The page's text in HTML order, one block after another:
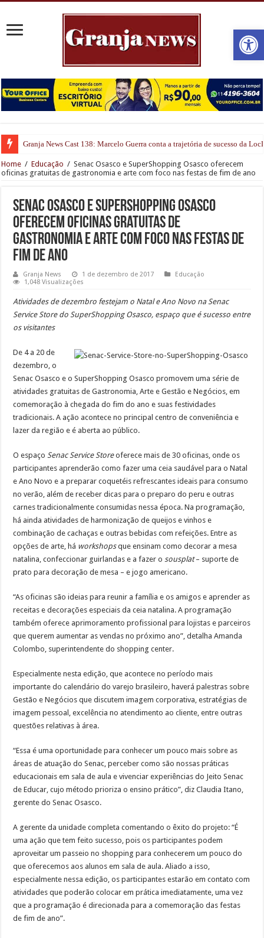
Granja News Cast 138: Marcelo Guerra conta a trajetória de sucesso da
Home / Educação / Senac Osasco e SuperShopping Osasco oferecem
oficinas gratuitas de gastronomia e arte com foco nas festas de fim de ano
Senac Osasco e SuperShopping Osasco
oferecem oficinas gratuitas de
gastronomia e arte com foco nas festas de
fim de ano
Granja News 1 de dezembro de 2017
Educação
1,048 Visualizações
Atividades de dezembro festejam o Natal e Ano Novo na Senac
Service Store do SuperShopping Osasco, espaço que é sucesso entre
os visitantes
De 4 a 20 de
dezembro, o
Senac Osasco e o SuperShopping Osasco promovem uma série de
atividades gratuitas de Gastronomia, Arte e Gestão e Negócios, em
comemoração à chegada do fim do ano e suas festividades
tradicionais. A ação acontece no principal centro de conveniência e
lazer da região e é aberta ao público.
O espaçoSenac Service Storeoferece mais de 30 oficinas, onde os
participantes aprenderão como fazer uma ceia saudável para o Natal
e Ano Novo e a preparar coquetéis refrescantes ideais para consumo
no verão, além de receber dicas para o preparo do peru e outras
carnes tradicionalmente consumidas nessa época. Na programação,
há ainda atividades de harmonização de queijos e vinhos e
combinação de cachaças e outras bebidas com refeições. Entre as
opções de arte, há workshopsque ensinam como decorar a mesa
natalina, confeccionar guirlandas e a fazer osousplat– suporte de
prato para decoração de mesa – e jogo americano.
“As oficinas são ideias para reunir a família e os amigos e aprender as
receitas e decorações especiais da ceia natalina. A programação
também oferece aprimoramento profissional para lojistas e parceiros
que querem aumentar as vendas no próximo ano”, detalha Amanda
Colombo, superintendente do shopping center.
Especialmente nesta edição, que acontece no período mais
importante do calendário do varejo brasileiro, haverá palestras sobre
Gestão e Negócios que discutem imagem corporativa, estratégias de
imagem pessoal, excelência no atendimento ao cliente, entre outras
questões relativas à área.
“Essa é uma oportunidade para conhecer um pouco mais sobre as
áreas de atuação do Senac, perceber como são nossas práticas
educacionais em sala de aula e vivenciar experiências do Jeito Senac
de Educar, cujo método prioriza o ensino prático”, diz Claudia Itano,
gerente do Senac Osasco.
A gerente da unidade completa comentando o êxito do projeto: “É
uma ação que tem feito sucesso, pois os participantes podem
aproveitar um passeio no shopping para conhecerem um pouco do
que oferecemos aos alunos em sala de aula. Aliado a isso,
especialmente nessa edição, os participantes estarão em contato com
atividades que poderão colocar em prática imediatamente, uma vez
que a programação é direcionada para a comemoração das festas
de fim de ano”.